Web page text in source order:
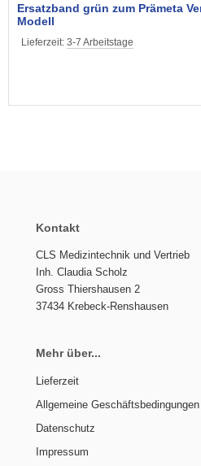
Ersatzband grün zum Prämeta
Modell
Lieferzeit: 3-7 Arbeitstage
Kontakt
CLS Medizintechnik und Vertrieb
Inh. Claudia Scholz
Gross Thiershausen 2
37434 Krebeck-Renshausen
Mehr über...
Lieferzeit
Allgemeine Geschäftsbedingungen
Datenschutz
Impressum